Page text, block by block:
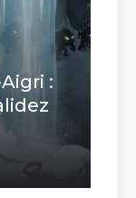
: